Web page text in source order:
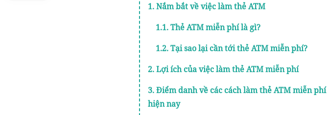
1. Nắm bắt về việc làm thẻ ATM
1.1. Thẻ ATM miễn phí là gì?
1.2. Tại sao lại cần tới thẻ ATM miễn phí?
2. Lợi ích của việc làm thẻ ATM miễn phí
3. Điểm danh về các cách làm thẻ ATM miễn phí
hiện nay